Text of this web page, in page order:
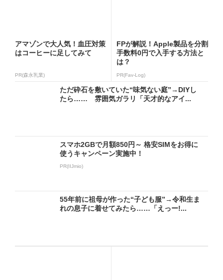
アマゾンで大人気！血圧対策
はコーヒーに足してみて
PR(森永乳業)
FPが解説！Apple製品を分割
手数料0円で入手する方法と
は？
PR(Fav-Log)
ただ砕石を敷いていた“味気ない庭”→DIYし
たら…… 雰囲気ガラリ「天才的なアイ...
スマホ2GBで月額850円～ 格安SIMをお得に
使うキャンペーン実施中！
PR(IIJmio)
55年前に祖母が作った“子ども服”→令和生ま
れの息子に着せてみたら……「えっー!...